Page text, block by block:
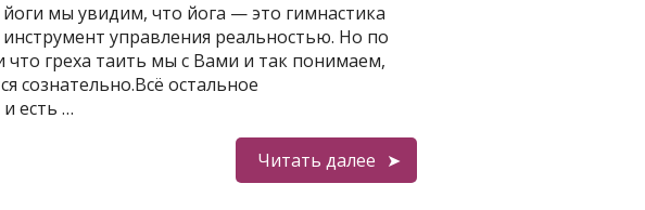
мы увидим, что йога — это гимнастика
управления реальностью. Но по
греха таить мы с Вами и так понимаем,
сознательно.Всё остальное
есть …
Читать далее